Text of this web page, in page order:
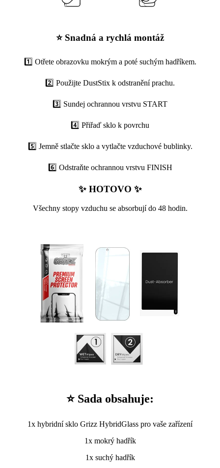
⭐ Snadná a rychlá montáž
1️⃣ Otřete obrazovku mokrým a poté suchým hadříkem.
2️⃣ Použijte DustStix k odstranění prachu.
3️⃣ Sundej ochrannou vrstvu START
4️⃣ Přiřaď sklo k povrchu
5️⃣ Jemně stlačte sklo a vytlačte vzduchové bublinky.
6️⃣ Odstraňte ochrannou vrstvu FINISH
✨ HOTOVO ✨
Všechny stopy vzduchu se absorbují do 48 hodin.
⭐ Sada obsahuje:
1x hybridní sklo Grizz HybridGlass pro vaše zařízení
1x mokrý hadřík
1x suchý hadřík